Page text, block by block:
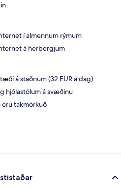
í almennum rýmum
á herbergjum
á staðnum (32 EUR á dag)
hjólastólum á svæðinu
eru takmörkuð